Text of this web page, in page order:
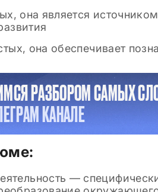
она является
она обеспечивает
РАЗБОРОМ САМЫХ
КАНАЛЕ
—